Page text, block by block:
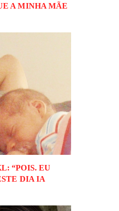
A MINHA MÃE
“POIS. EU
DIA IA